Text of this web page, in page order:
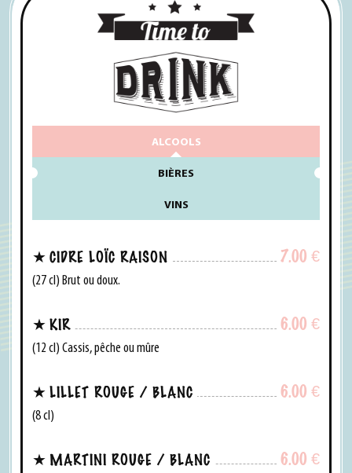
ALCOOLS
BIÈRES
VINS
7.00 €
CIDRE LOÏC RAISON
(27 cl) Brut ou doux.
6.00 €
KIR
(12 cl) Cassis, pêche ou mûre
6.00 €
LILLET ROUGE / BLANC
(8 cl)
6.00 €
MARTINI ROUGE / BLANC